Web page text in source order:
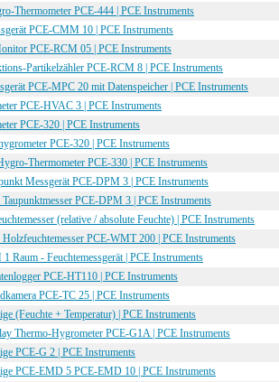
Thermometer PCE-444 | PCE Instruments
PCE-CMM 10 | PCE Instruments
PCE-RCM 05 | PCE Instruments
Partikelzähler PCE-RCM 8 | PCE Instruments
PCE-MPC 20 mit Datenspeicher | PCE Instruments
PCE-HVAC 3 | PCE Instruments
PCE-320 | PCE Instruments
PCE-320 | PCE Instruments
Thermometer PCE-330 | PCE Instruments
Messgerät PCE-DPM 3 | PCE Instruments
PCE-DPM 3 | PCE Instruments
(relative / absolute Feuchte) | PCE Instruments
PCE-WMT 200 | PCE Instruments
Raum - Feuchtemessgerät | PCE Instruments
PCE-HT110 | PCE Instruments
PCE-TC 25 | PCE Instruments
(Feuchte + Temperatur) | PCE Instruments
Thermo-Hygrometer PCE-G1A | PCE Instruments
PCE-G 2 | PCE Instruments
PCE-EMD 5 PCE-EMD 10 | PCE Instruments